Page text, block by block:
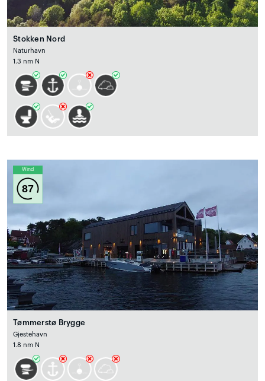
Stokken Nord
Naturhavn
1.3 nm N
Wind
87
Tømmerstø Brygge
Gjestehavn
1.8 nm N